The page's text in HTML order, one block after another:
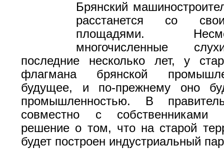
Брянский
расстанется со
площадями.
многочисленные
последние несколько лет, у
флагмана брянской
будущее, и по-прежнему оно
промышленностью. В
совместно с
решение о том, что на старой
будет построен индустриальный